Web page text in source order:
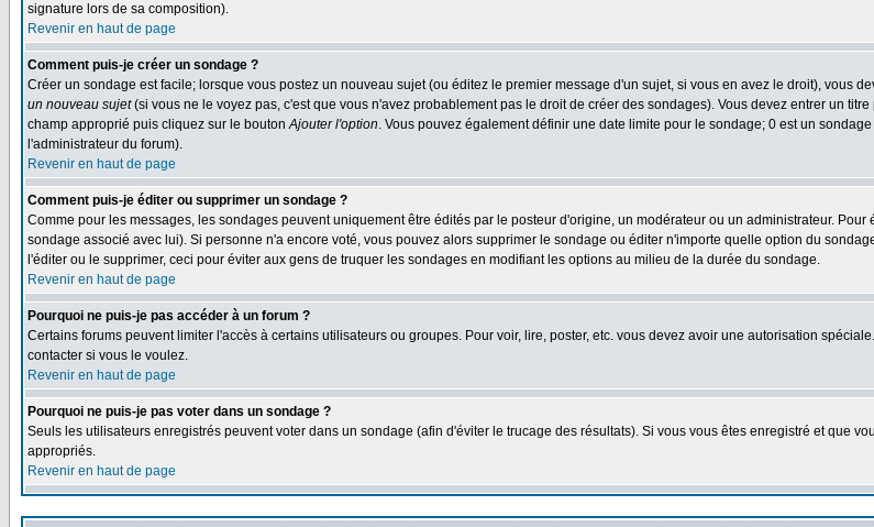
signature lors de sa composition).
Revenir en haut de page
Comment puis-je créer un sondage ?
Créer un sondage est facile; lorsque vous postez un nouveau sujet (ou éditez le premier message d'un sujet, si vous en avez le droit), vous
un nouveau sujet(si vous ne le voyez pas, c'est que vous n'avez probablement pas le droit de créer des sondages). Vous devez entrer un
champ approprié puis cliquez sur le boutonAjouter l'option. Vous pouvez également définir une date limite pour le sondage; 0 est un
l'administrateur du forum).
Revenir en haut de page
Comment puis-je éditer ou supprimer un sondage ?
Comme pour les messages, les sondages peuvent uniquement être édités par le posteur d'origine, un modérateur ou un administrateur.
sondage associé avec lui). Si personne n'a encore voté, vous pouvez alors supprimer le sondage ou éditer n'importe quelle option du
l'éditer ou le supprimer, ceci pour éviter aux gens de truquer les sondages en modifiant les options au milieu de la durée du sondage.
Revenir en haut de page
Pourquoi ne puis-je pas accéder à un forum ?
Certains forums peuvent limiter l'accès à certains utilisateurs ou groupes. Pour voir, lire, poster, etc. vous devez avoir une autorisation
contacter si vous le voulez.
Revenir en haut de page
Pourquoi ne puis-je pas voter dans un sondage ?
Seuls les utilisateurs enregistrés peuvent voter dans un sondage (afin d'éviter le trucage des résultats). Si vous vous êtes enregistré et que
appropriés.
Revenir en haut de page